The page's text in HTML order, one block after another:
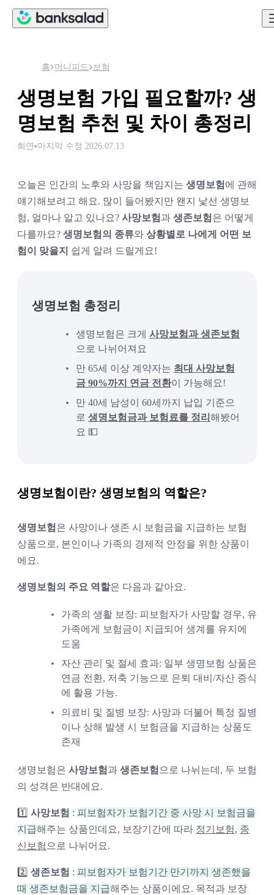
홈 머니피드 보험
생명보험 가입 필요할까? 생
명보험 추천 및 차이 총정리
희연 마지막 수정 2026.07.13
오늘은 인간의 노후와 사망을 책임지는 생명보험 에 관해
얘기해보려고 해요. 많이 들어봤지만 왠지 낯선 생명보
험, 얼마나 알고 있나요? 사망보험 과 생존보험 은 어떻게
다를까요? 생명보험의 종류와 상황별로 나에게 어떤 보
험이 맞을지 쉽게 알려 드릴게요!
생명보험 총정리
생명보험은 크게 사망보험과 생존보험
으로 나뉘어져요
만 65세 이상 계약자는 최대 사망보험
금 90%까지 연금 전환이 가능해요!
만 40세 남성이 60세까지 납입 기준으
로 생명보험금과 보험료를 정리 해봤어
요 💵
생명보험이란? 생명보험의 역할은?
생명보험 은 사망이나 생존 시 보험금을 지급하는 보험
상품으로, 본인이나 가족의 경제적 안정을 위한 상품이
에요.
생명보험의 주요 역할은 다음과 같아요.
가족의 생활 보장: 피보험자가 사망할 경우, 유
가족에게 보험금이 지급되어 생계를 유지에
도움
자산 관리 및 절세 효과: 일부 생명보험 상품은
연금 전환, 저축 기능으로 은퇴 대비/자산 증식
에 활용 가능.
의료비 및 질병 보장: 사망과 더불어 특정 질병
이나 상해 발생 시 보험금을 지급하는 상품도
존재
생명보험은 사망보험 과 생존보험 으로 나뉘는데, 두 보험
의 성격은 반대에요.
1️⃣ 사망보험 : 피보험자가 보험기간 중 사망 시 보험금을
지급해주는 상품인데요, 보장기간에 따라 정기보험, 종
신보험 으로 나뉘어요.
2️⃣ 생존보험 : 피보험자가 보험기간 만기까지 생존했을
때 생존보험금을 지급해주는 상품이에요. 목적과 보장